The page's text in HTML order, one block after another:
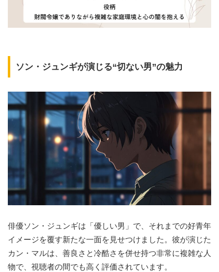
ソン・ジュンギが演じる“切ない男”の魅力
俳優ソン・ジュンギは「優しい男」で、それまでの好青年
イメージを覆す新たな一面を見せつけました。彼が演じた
カン・マルは、善良さと冷酷さを併せ持つ非常に複雑な人
物で、視聴者の間でも高く評価されています。